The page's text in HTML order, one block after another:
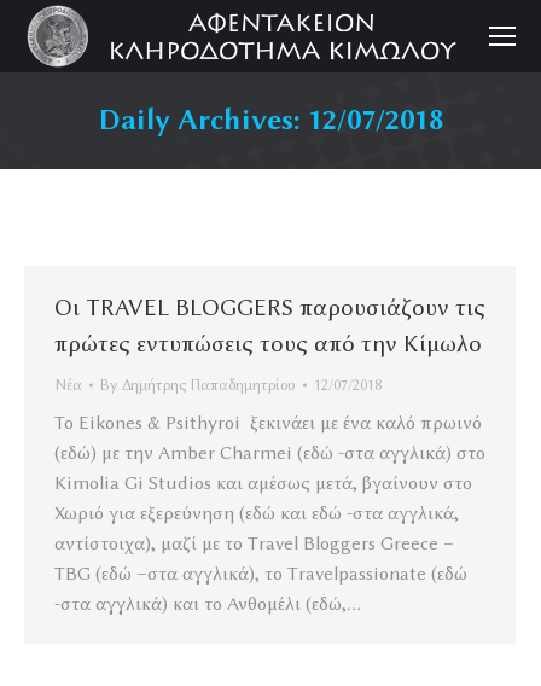
Daily Archives: 12/07/2018
Οι TRAVEL BLOGGERS παρουσιάζουν τις
πρώτες εντυπώσεις τους από την Κίμωλο
Νέα By Δημήτρης Παπαδημητρίου 12/07/2018
Το Eikones & Psithyroi ξεκινάει με ένα καλό πρωινό
(εδώ) με την Amber Charmei (εδώ -στα αγγλικά) στο
Kimolia Gi Studios και αμέσως μετά, βγαίνουν στο
Χωριό για εξερεύνηση (εδώ και εδώ -στα αγγλικά,
αντίστοιχα), μαζί με το Travel Bloggers Greece –
TBG (εδώ –στα αγγλικά), το Travelpassionate (εδώ
-στα αγγλικά) και το Ανθομέλι (εδώ,…